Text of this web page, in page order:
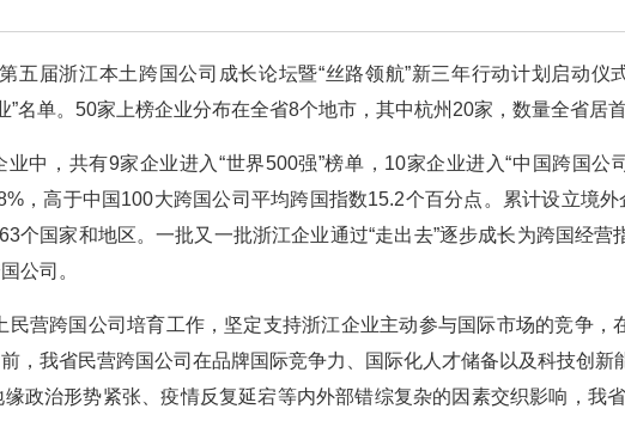
五届浙江本土跨国公司成长论坛暨“丝路领航”新三年行动计划启动仪
名单。50家上榜企业分布在全省8个地市，其中杭州20家，数量全省居首
中，共有9家企业进入“世界500强”榜单，10家企业进入“中国跨国公
，高于中国100大跨国公司平均跨国指数15.2个百分点。累计设立境外
个国家和地区。一批又一批浙江企业通过“走出去”逐步成长为跨国经营
公司。
营跨国公司培育工作，坚定支持浙江企业主动参与国际市场的竞争，
，我省民营跨国公司在品牌国际竞争力、国际化人才储备以及科技创新
政治形势紧张、疫情反复延宕等内外部错综复杂的因素交织影响，我省